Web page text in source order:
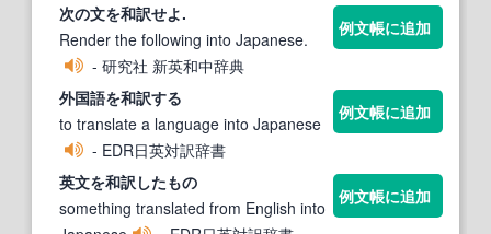
次の文を和訳せよ.
Render the following into Japanese.
- 研究社 新英和中辞典
例文帳に追加
外国語を和訳する
to translate a language into Japanese
- EDR日英対訳辞書
例文帳に追加
英文を和訳 したもの
something translated from English into
例文帳に追加